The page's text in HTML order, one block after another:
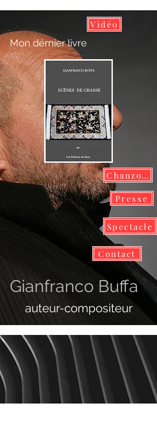
Vidéo
Mon dérnier livre
Chanzoni
Presse
Spectacle
Contact
Gianfranco Buffa
auteur-compositeur